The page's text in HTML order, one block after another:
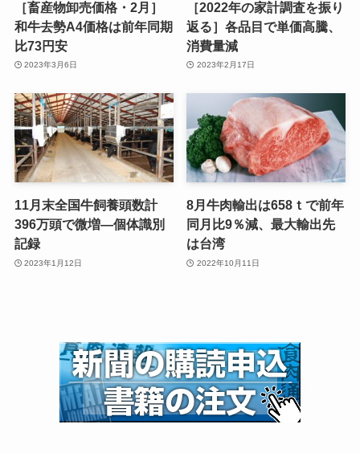
［畜産物卸売価格・2月］
和牛去勢A4価格は前年同期
比73円安
2023年3月6日
［2022年の家計調査を振り
返る］各品目で単価高騰、
消費量減
2023年2月17日
11月末全国牛飼養頭数計
396万頭で微増—個体識別
記録
2023年1月12日
8月牛肉輸出は658ｔで前年
同月比9％減、最大輸出先
は台湾
2022年10月11日